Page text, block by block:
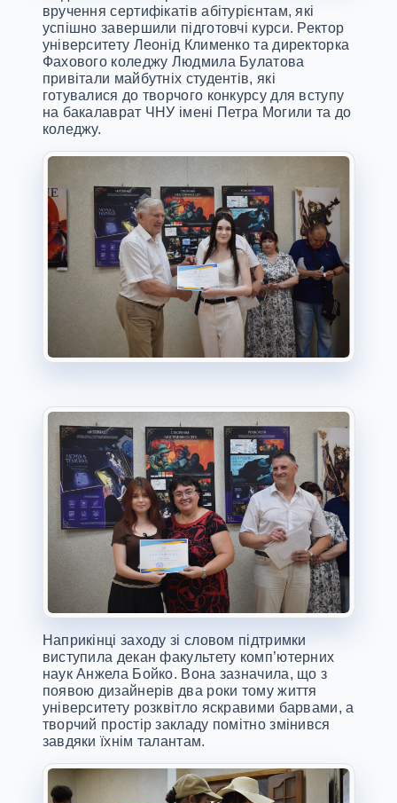
вручення сертифікатів абітурієнтам, які
успішно завершили підготовчі курси. Ректор
університету Леонід Клименко та директорка
Фахового коледжу Людмила Булатова
привітали майбутніх студентів, які
готувалися до творчого конкурсу для вступу
на бакалаврат ЧНУ імені Петра Могили та до
коледжу.
Наприкінці заходу зі словом підтримки
виступила декан факультету комп’ютерних
наук Анжела Бойко. Вона зазначила, що з
появою дизайнерів два роки тому життя
університету розквітло яскравими барвами, а
творчий простір закладу помітно змінився
завдяки їхнім талантам.